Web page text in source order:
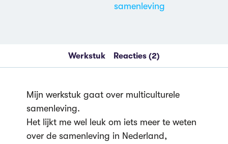
samenleving
Werkstuk Reacties (2)
Mijn werkstuk gaat over multiculturele
samenleving.
Het lijkt me wel leuk om iets meer te weten
over de samenleving in Nederland,